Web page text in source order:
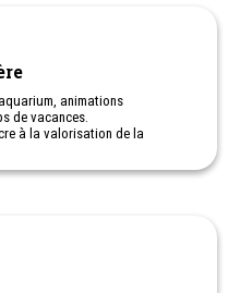
animations
de vacances.
à la valorisation de la